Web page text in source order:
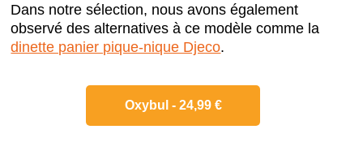
Dans notre sélection, nous avons également
observé des alternatives à ce modèle comme la
dinette panier pique-nique Djeco.
Oxybul - 24,99 €